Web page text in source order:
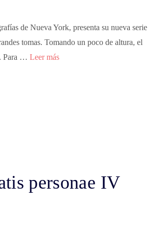
de Nueva York, presenta su nueva serie
tomas. Tomando un poco de altura, el
Para … Leer más
personae IV